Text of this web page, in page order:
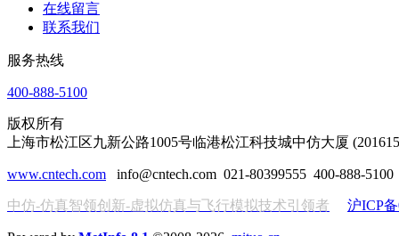
在线留言
联系我们
服务热线
400-888-5100
版权所有
上海市松江区九新公路1005号临港松江科技城中仿大厦
www.cntech.com info@cntech.com 021-80399555 400-888-
中仿-仿真智领创新-虚拟仿真与飞行模拟技术引领者 沪ICP